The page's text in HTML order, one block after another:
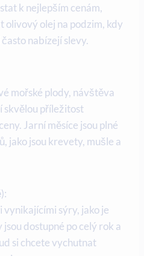
k nejlepším cenám,
olivový olej na podzim, kdy
nabízejí slevy.
mořské plody, návštěva
skvělou příležitost
Jarní měsíce jsou plné
jako jsou krevety, mušle a
vynikajícími sýry, jako je
dostupné po celý rok a
si chcete vychutnat